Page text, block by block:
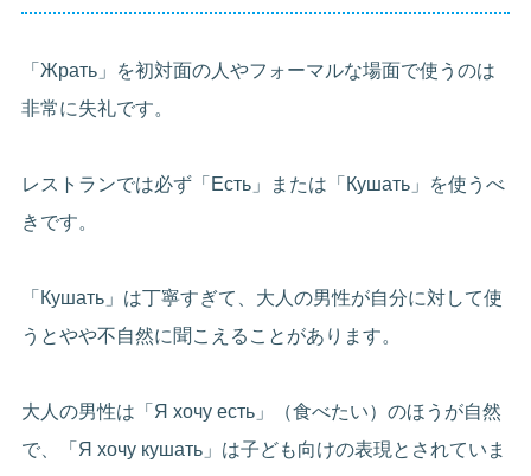
「Жрать」を初対面の人やフォーマルな場面で使うのは
非常に失礼です。
レストランでは必ず「Есть」または「Кушать」を使うべ
きです。
「Кушать」は丁寧すぎて、大人の男性が自分に対して使
うとやや不自然に聞こえることがあります。
大人の男性は「Я хочу есть」（食べたい）のほうが自然
で、「Я хочу кушать」は子ども向けの表現とされていま